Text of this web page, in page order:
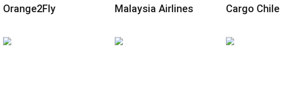
Orange2Fly
Malaysia Airlines
Cargo Chile